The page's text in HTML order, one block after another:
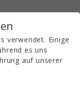
DE
verwendet. Einige
es uns
auf unserer